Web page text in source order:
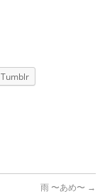
Tumblr
雨 〜あめ〜 →